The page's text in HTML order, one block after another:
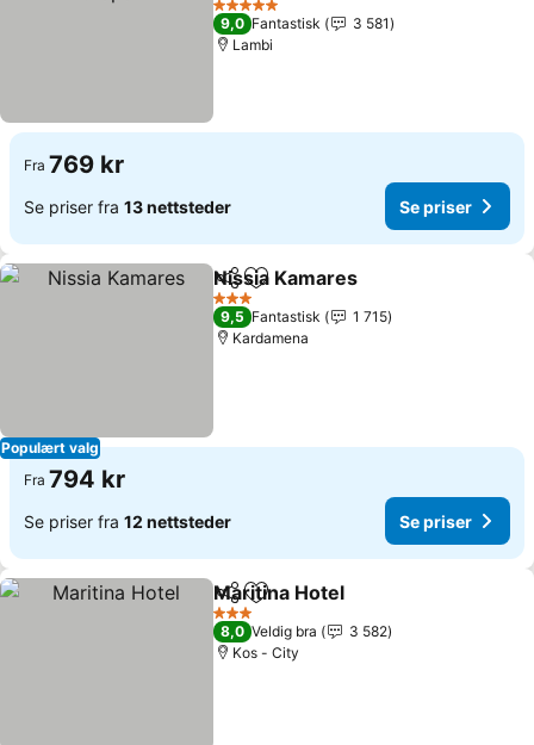
5 Stjerner
9,0 Fantastisk
3 581
Lambi
Fra 769 kr
Se priser fra 13 nettsteder Se priser
Populært valg
Del Legg til i favoritter
Nissia Kamares
3 Stjerner
9,5 Fantastisk
1 715
Kardamena
Fra 794 kr
Se priser fra 12 nettsteder Se priser
Del Legg til i favoritter
Maritina Hotel
3 Stjerner
8,0 Veldig bra
3 582
Kos - City